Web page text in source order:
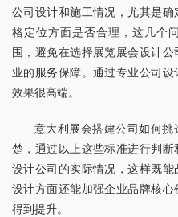
公司设计和施工情况，尤其是
格定位方面是否合理，这几个
围，避免在选择展览展会设计
业的服务保障。通过专业公司
效果很高端。
意大利展会搭建公司如何
楚，通过以上这些标准进行判
设计公司的实际情况，这样既
设计方面还能加强企业品牌核
得到提升。